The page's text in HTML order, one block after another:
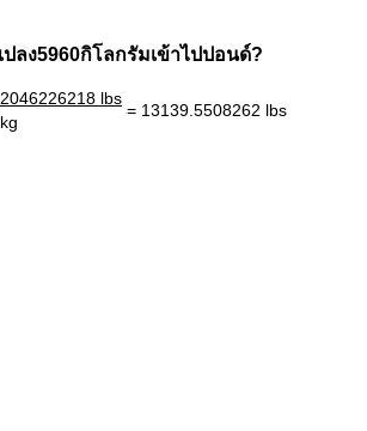
ลง5960กิโลกรัมเข้าไปปอนด์?
lbs
= 13139.5508262 lbs